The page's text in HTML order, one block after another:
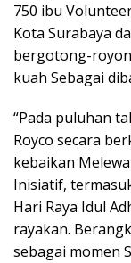
750 ibu
Kota Surabaya
bergotong-
kuah Sebagai
“Pada puluhan
Royco secara
kebaikan
Inisiatif,
Hari Raya Idul
rayakan.
sebagai momen